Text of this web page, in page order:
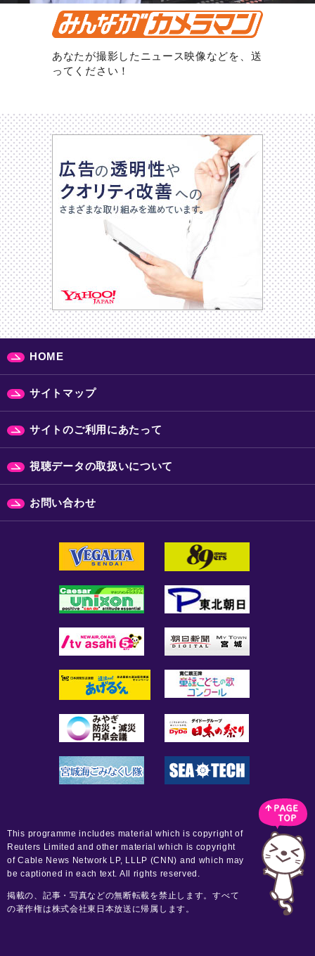
あなたが撮影したニュース映像などを、送
ってください！
HOME
サイトマップ
サイトのご利用にあたって
視聴データの取扱いについて
お問い合わせ
This programme includes material which is copyright of
Reuters Limited and other material which is copyright
of Cable News Network LP, LLLP (CNN) and which may
be captioned in each text. All rights reserved.
掲載の、記事・写真などの無断転載を禁止します。すべて
の著作権は株式会社東日本放送に帰属します。